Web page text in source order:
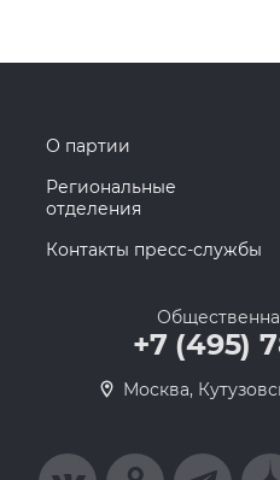
О партии
Региональные
отделения
Контакты пресс-службы
+7 (495)
Москва,